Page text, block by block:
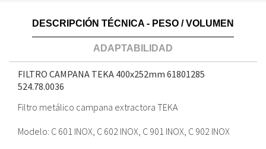
DESCRIPCIÓN TÉCNICA - PESO / VOLUMEN
ADAPTABILIDAD
FILTRO CAMPANA TEKA 400x252mm 61801285
524.78.0036
Filtro metálico campana extractora TEKA
Modelo: C 601 INOX, C 602 INOX, C 901 INOX, C 902 INOX